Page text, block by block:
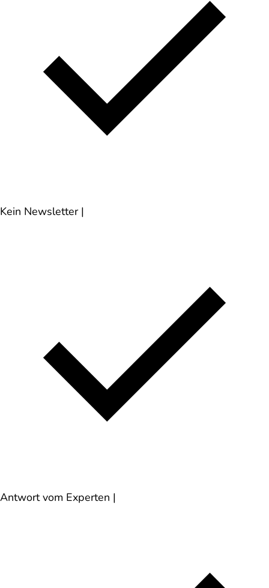
Kein Newsletter |
Antwort vom Experten |